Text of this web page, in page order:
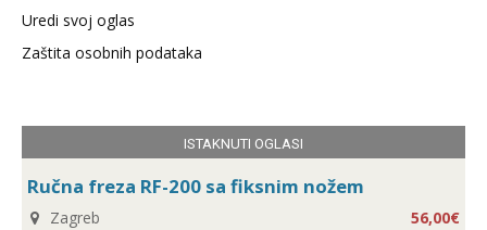
Uredi svoj oglas
Zaštita osobnih podataka
ISTAKNUTI OGLASI
Ručna freza RF-200 sa fiksnim nožem
Zagreb 56,00€